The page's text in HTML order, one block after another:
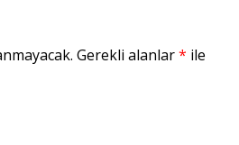
Gerekli alanlar* ile